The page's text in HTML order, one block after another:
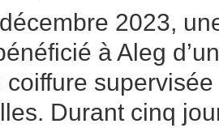
2023,
à Aleg
coiffure
Durant cinq